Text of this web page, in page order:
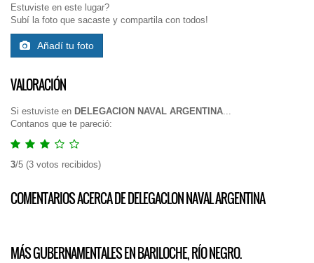
Estuviste en este lugar?
Subí la foto que sacaste y compartila con todos!
Añadí tu foto
VALORACIÓN
Si estuviste en DELEGAClON NAVAL ARGENTINA...
Contanos que te pareció:
3/5 (3 votos recibidos)
COMENTARIOS ACERCA DE DELEGACLON NAVAL ARGENTINA
MÁS GUBERNAMENTALES EN BARILOCHE, RÍO NEGRO.